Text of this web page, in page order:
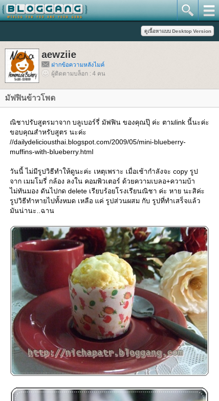
aewziie
ฝากข้อความหลังไมค์
ผู้ติดตามบล็อก : 4 คน
มัฟฟินข้าวโพด
ณิชาปรับสูตรมาจาก บลูเบอร์รี่ มัฟฟิน ของคุณปุ๊ ค่ะ ตามlink นี้นะค่ะ
ขอบคุณสำหรับสูตร นะค่ะ
//dailydeliciousthai.blogspot.com/2009/05/mini-blueberry-
muffins-with-blueberry.html
วันนี้ ไม่มีรูปวิธีทำให้ดูนะค่ะ เหตุเพราะ เมื่อเช้ากำลังจะ copy รูป
จาก เมมโมรี่ กล้อง ลงใน คอมพิวเตอร์ ด้วยความเบลอ+ความบ้า
ไม่ทันมอง ดันไปกด delete เรียบร้อยโรงเรียนณิชา ค่ะ หาย นะสิค่ะ
รูปวิธีทำหายไปทั้งหมด เหลือ แค่ รูปส่วนผสม กับ รูปที่ทำเสร็จแล้ว
มันน่านะ..ฉาน